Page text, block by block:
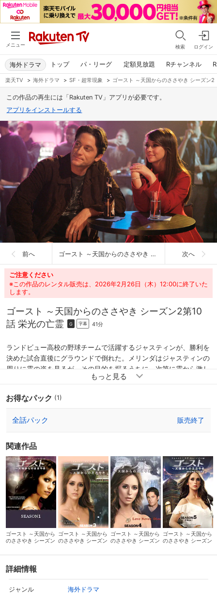
メニュー 検索 ログイン
トップ パ・リーグ 定額見放題 Rチャンネル
海外ドラマ
楽天TV > 海外ドラマ > SF・超常現象 > ゴースト ～天国からのささやき シーズン2
この作品の再生には「Rakuten TV」アプリが必要です。
アプリをインストールする
前へ ゴースト ～天国からのささやき シーズン2 次へ
ご注意ください
※この作品のレンタル販売は、2026年2月26日（木）12:00に終了いた
します。
ゴースト ～天国からのささやき シーズン2第10
話 栄光の亡霊
G 字幕 41分
ランドビュー高校の野球チームで活躍するジャスティンが、勝利を
決めた試合直後にグラウンドで倒れた。メリンダはジャスティンの
周りに霊の姿を見るが、その目的を探るうちに、次第に霊から激し
い妨害を受けるように。チームの要で将来を期待されているジャス
ャーの霊だった。
お得なパック (1)
全話パック 販売終了
関連作品
ゴースト ～天国から
のささやき シーズン
ゴースト ～天国から
のささやき シーズン
ゴースト ～天国から
のささやき シーズン
ゴースト ～天国から
のささやき シーズン
詳細情報
ジャンル 海外ドラマ